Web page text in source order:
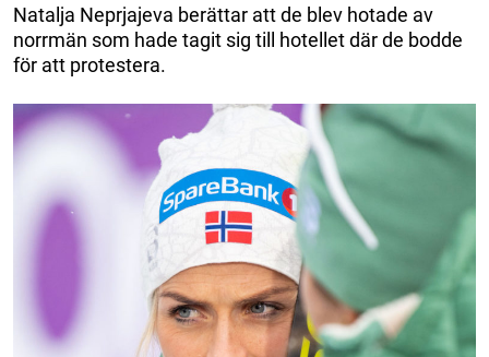
Natalja Neprjajeva berättar att de blev hotade av
norrmän som hade tagit sig till hotellet där de bodde
för att protestera.